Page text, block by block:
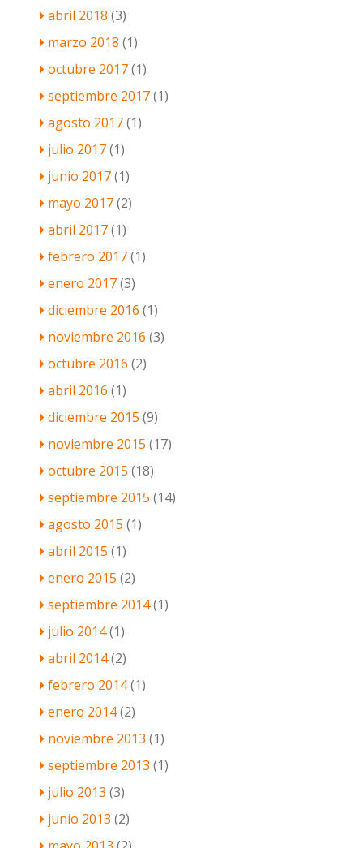
abril 2018 (3)
marzo 2018 (1)
octubre 2017(1)
septiembre 2017(1)
agosto 2017(1)
julio 2017(1)
junio 2017(1)
mayo 2017(2)
abril 2017(1)
febrero 2017(1)
enero 2017(3)
diciembre 2016 (1)
noviembre 2016 (3)
octubre 2016 (2)
abril 2016 (1)
diciembre 2015 (9)
noviembre 2015 (17)
octubre 2015 (18)
septiembre 2015 (14)
agosto 2015 (1)
abril 2015 (1)
enero 2015 (2)
septiembre 2014(1)
julio 2014(1)
abril 2014(2)
febrero 2014(1)
enero 2014(2)
noviembre 2013 (1)
septiembre 2013 (1)
julio 2013 (3)
junio 2013 (2)